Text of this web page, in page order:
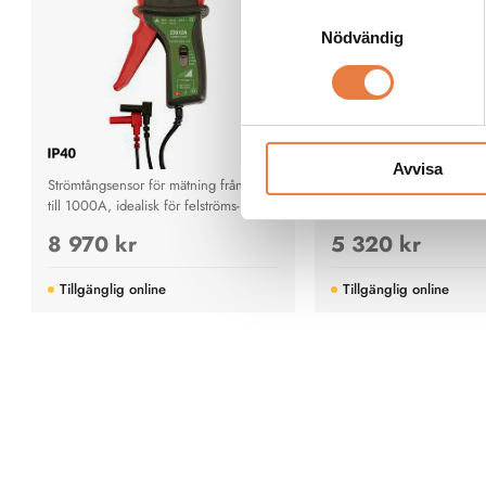
Nödvändig
Avvisa
Strömtångsensor för mätning från 1mA
till 1000A, idealisk för felströms- och
noggrannhet.
8 970 kr
Tillgänglig online
auto-ranging och
för elektriker.
5 320 kr
Tillgänglig online